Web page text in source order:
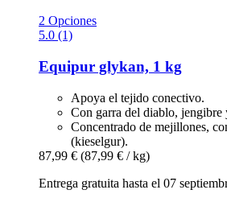
2 Opciones
5.0 (1)
Equipur glykan, 1 kg
Apoya el tejido conectivo.
Con garra del diablo,
Concentrado de mejillones,
(kieselgur).
87,99 € (87,99 € / kg)
Entrega gratuita hasta el 07